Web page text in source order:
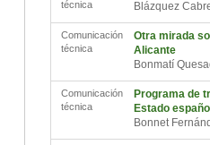
técnica
Blázquez
Comunicación
técnica
Otra mirada
Alicante
Bonmatí
Comunicación
técnica
Programa de
Estado
Bonnet